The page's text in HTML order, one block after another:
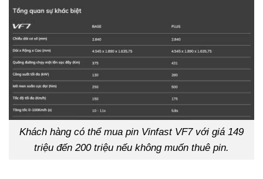
Khách hàng có thể mua pin Vinfast VF7 với giá 149
triệu đến 200 triệu nếu không muốn thuê pin.